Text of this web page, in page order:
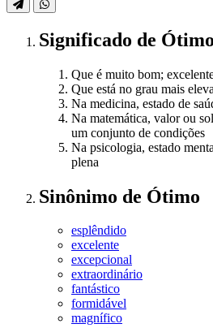
Significado de Ótimo
Que é muito bom;
Que está no grau mais
Na medicina, estado de
Na matemática, valor ou
um conjunto de condições
Na psicologia, estado
plena
Sinônimo de Ótimo
esplêndido
excelente
excepcional
extraordinário
fantástico
formidável
magnífico